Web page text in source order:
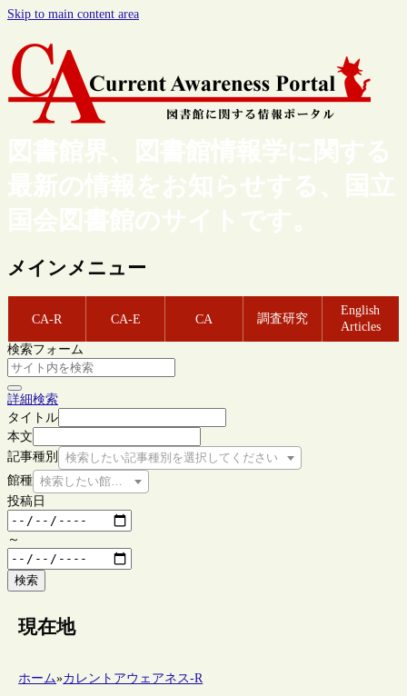
Skip to main content area
図書館界、図書館情報学に関する
最新の情報をお知らせする、国立
国会図書館のサイトです。
メインメニュー
CA-R CA-E CA 調査研究
English
Articles
検索フォーム
詳細検索
タイトル
本文
記事種別
検索したい記事種別を選択してください
館種 検索したい館種を選択してください
投稿日
～
検索
現在地
ホーム»カレントアウェアネス-R